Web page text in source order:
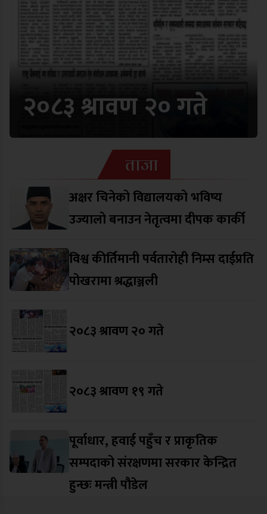
२०८३ श्रावण २० गते
ताजा
अक्षर चिनेको विद्यालयको भविष्य
उज्यालो बनाउन नेतृत्वमा दीपक कार्की
विश्व कीर्तिमानी पर्वतारोही निम्स दाईप्रति
पोखरामा श्रद्धाञ्जली
२०८३ श्रावण २० गते
२०८३ श्रावण १९ गते
पूर्वाधार, हवाई पहुँच र प्राकृतिक
सम्पदाको संरक्षणमा सरकार केन्द्रित
हुन्छः मन्त्री पौडेल